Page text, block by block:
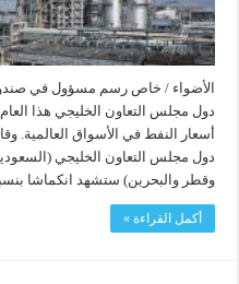
الأضواء / خاص رسم مسؤول في
دول مجلس التعاون الخليجي هذا
أسعار النفط في الأسواق العالمية.
دول مجلس التعاون الخليجي
وقطر والبحرين) ستشهد انكماشا بنسبة
أكمل القراءة »